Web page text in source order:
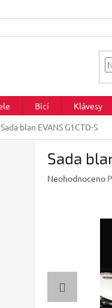
Bicí Klávesy
Sada blan EVANS G1CTD-S
Sada
Průměrné
Neohodnoceno